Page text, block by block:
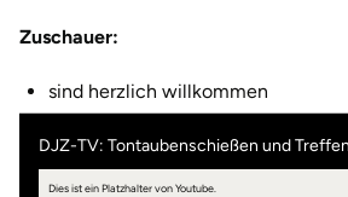
Zuschauer:
sind herzlich willkommen
DJZ-TV: Tontaubenschießen und
Dies ist ein Platzhalter von Youtube.
Haßfurt
Heidelberg
Heidenheim